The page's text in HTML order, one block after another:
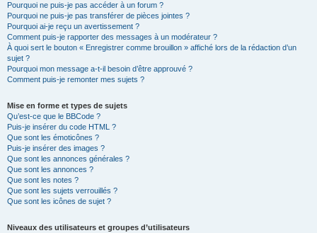
Pourquoi ne puis-je pas accéder à un forum ?
Pourquoi ne puis-je pas transférer de pièces jointes ?
Pourquoi ai-je reçu un avertissement ?
Comment puis-je rapporter des messages à un modérateur ?
À quoi sert le bouton « Enregistrer comme brouillon » affiché lors de la rédaction d’un
sujet ?
Pourquoi mon message a-t-il besoin d’être approuvé ?
Comment puis-je remonter mes sujets ?
Mise en forme et types de sujets
Qu’est-ce que le BBCode ?
Puis-je insérer du code HTML ?
Que sont les émoticônes ?
Puis-je insérer des images ?
Que sont les annonces générales ?
Que sont les annonces ?
Que sont les notes ?
Que sont les sujets verrouillés ?
Que sont les icônes de sujet ?
Niveaux des utilisateurs et groupes d’utilisateurs